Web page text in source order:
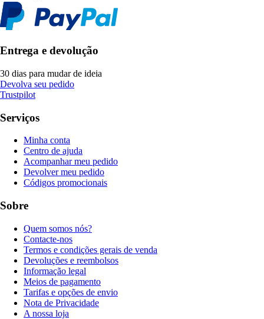
Entrega e devolução
30 dias para mudar de ideia
Devolva seu pedido
Trustpilot
Serviços
Minha conta
Centro de ajuda
Acompanhar meu pedido
Devolver meu pedido
Códigos promocionais
Sobre
Quem somos nós?
Contacte-nos
Termos e condições gerais de venda
Devoluções e reembolsos
Informação legal
Meios de pagamento
Tarifas e opções de envio
Nota de Privacidade
A nossa loja